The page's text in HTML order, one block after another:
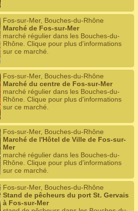
Fos-sur-Mer, Bouches-du-Rhône
Marché de Fos-sur-Mer
marché régulier dans les Bouches-du-
Rhône. Clique pour plus d'informations
sur ce marché.
Fos-sur-Mer, Bouches-du-Rhône
Marché du centre de Fos-sur-Mer
marché régulier dans les Bouches-du-
Rhône. Clique pour plus d'informations
sur ce marché.
Fos-sur-Mer, Bouches-du-Rhône
Marché de l'Hôtel de Ville de Fos-sur-
Mer
marché régulier dans les Bouches-du-
Rhône. Clique pour plus d'informations
sur ce marché.
Fos-sur-Mer, Bouches-du-Rhône
Stand de pêcheurs du port St. Gervais
à Fos-sur-Mer